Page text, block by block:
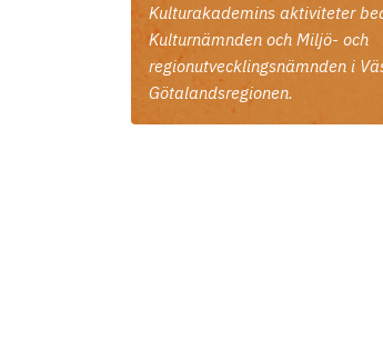
Kulturakademins aktiviteter
Kulturnämnden och Miljö- och
regionutvecklingsnämnden i
Götalandsregionen.